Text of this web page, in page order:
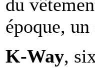
du
époque,
K-Way,